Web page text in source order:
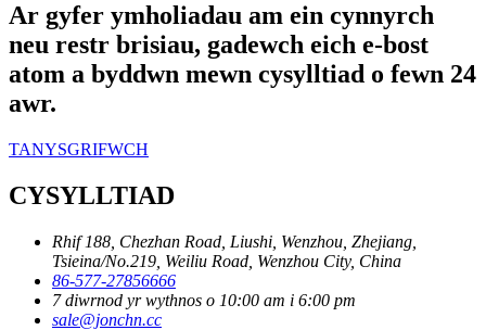
Ar gyfer ymholiadau am ein cynnyrch
neu restr brisiau, gadewch eich e-bost
atom a byddwn mewn cysylltiad o fewn 24
awr.
TANYSGRIFWCH
CYSYLLTIAD
Rhif 188, Chezhan Road, Liushi, Wenzhou, Zhejiang,
Tsieina/No.219, Weiliu Road, Wenzhou City, China
86-577-27856666
7 diwrnod yr wythnos o 10:00 am i 6:00 pm
sale@jonchn.cc